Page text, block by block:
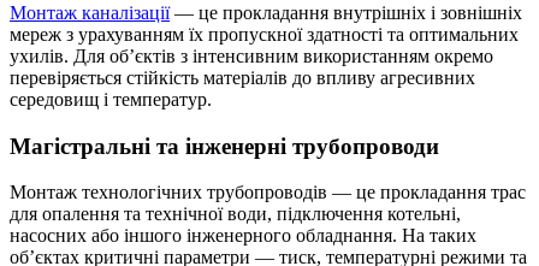
Монтаж каналізації— це прокладання внутрішніх і зовнішніх
мереж з урахуванням їх пропускної здатності та оптимальних
ухилів. Для об’єктів з інтенсивним використанням окремо
перевіряється стійкість матеріалів до впливу агресивних
середовищ і температур.
Магістральні та інженерні трубопроводи
Монтаж технологічних трубопроводів — це прокладання трас
для опалення та технічної води, підключення котельні,
насосних або іншого інженерного обладнання. На таких
об’єктах критичні параметри — тиск, температурні режими та